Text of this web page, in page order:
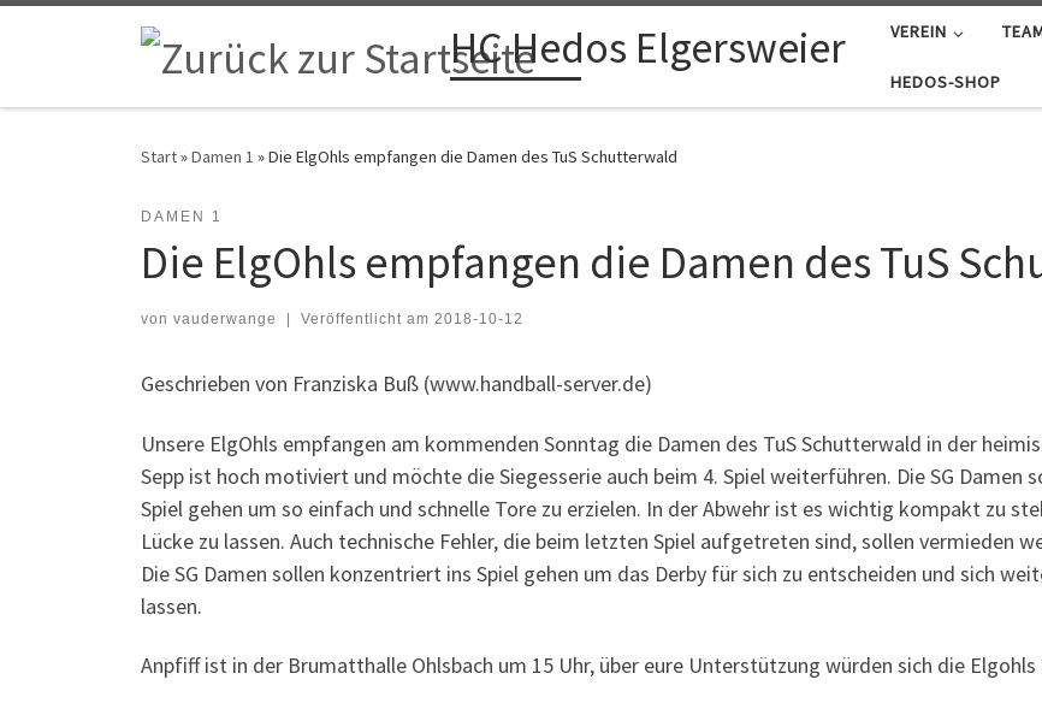
Zum Inhalt springen HC Hedos Elgersweier VEREIN
HEDOS-SHOP
Start»Damen 1 »Die ElgOhls empfangen die Damen des TuS Schutterwald
DAMEN 1
Die ElgOhls empfangen die Damen des TuS
von vauderwange Veröffentlicht am 2018-10-12
Geschrieben von Franziska Buß (www.handball-server.de)
Unsere ElgOhls empfangen am kommenden Sonntag die Damen des TuS Schutterwald in der
Sepp ist hoch motiviert und möchte die Siegesserie auch beim 4. Spiel weiterführen. Die SG Damen
Spiel gehen um so einfach und schnelle Tore zu erzielen. In der Abwehr ist es wichtig kompakt zu
Lücke zu lassen. Auch technische Fehler, die beim letzten Spiel aufgetreten sind, sollen vermieden
Die SG Damen sollen konzentriert ins Spiel gehen um das Derby für sich zu entscheiden und sich
lassen.
Anpfiff ist in der Brumatthalle Ohlsbach um 15 Uhr, über eure Unterstützung würden sich die Elgohls